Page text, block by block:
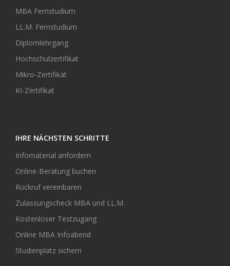
MBA Fernstudium
LL.M. Fernstudium
Diplomlehrgang
Hochschulzertifikat
Mikro-Zertifikat
KI-Zertifikat
IHRE NÄCHSTEN SCHRITTE
Infomaterial anfordern
Online-Beratung buchen
Rückruf vereinbaren
Zulassungscheck MBA und LL.M.
Kostenloser Testzugang
Online MBA Infoabend
Studienplatz sichern